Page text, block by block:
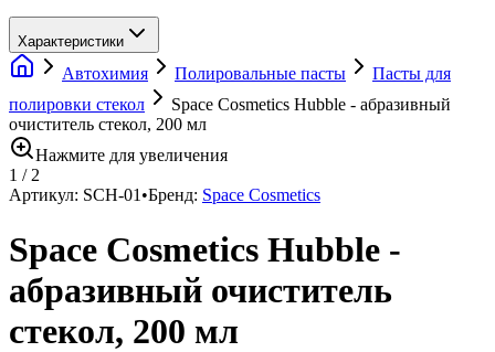
Характеристики
Автохимия Полировальные пасты
Пасты для
полировки стекол
Space Cosmetics Hubble - абразивный
очиститель стекол, 200 мл
Нажмите для увеличения
1 / 2
Артикул: SCH-01 •Бренд: Space Cosmetics
Space Cosmetics Hubble -
абразивный очиститель
стекол, 200 мл